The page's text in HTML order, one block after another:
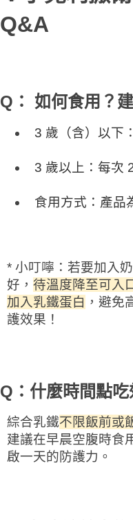
Q&A
Q： 如何食用？
3 歲（含）以下
3 歲以上：每次
食用方式：產品
* 小叮嚀：若要加入
好， 待溫度降至可入
加入乳鐵蛋白 ，避免
護效果！
Q：什麼時間點吃
綜合乳鐵不限飯前或
建議在早晨空腹時食
啟一天的防護力。